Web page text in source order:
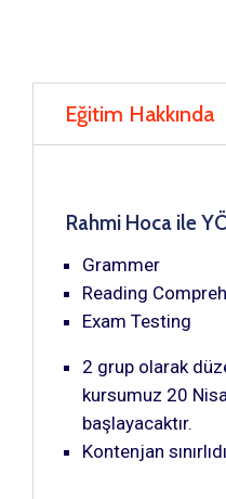
Eğitim Hakkında
Rahmi Hoca ile
Grammer
Reading
Exam Testing
2 grup olarak
kursumuz 20
başlayacaktır.
Kontenjan